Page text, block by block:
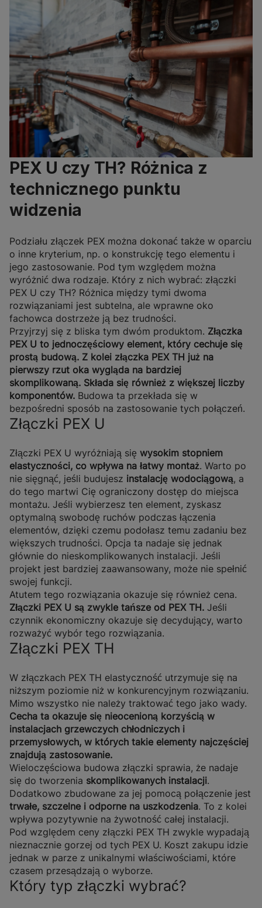
PEX U czy TH? Różnica z
technicznego punktu
widzenia
Podziału złączek PEX można dokonać także w oparciu
o inne kryterium, np. o konstrukcję tego elementu i
jego zastosowanie. Pod tym względem można
wyróżnić dwa rodzaje. Który z nich wybrać: złączki
PEX U czy TH? Różnica między tymi dwoma
rozwiązaniami jest subtelna, ale wprawne oko
fachowca dostrzeże ją bez trudności.
Przyjrzyj się z bliska tym dwóm produktom. Złączka
PEX U to jednoczęściowy element, który cechuje się
prostą budową. Z kolei złączka PEX TH już na
pierwszy rzut oka wygląda na bardziej
skomplikowaną. Składa się również z większej liczby
komponentów. Budowa ta przekłada się w
bezpośredni sposób na zastosowanie tych połączeń.
Złączki PEX U
Złączki PEX U wyróżniają się wysokim stopniem
elastyczności, co wpływa na łatwy montaż. Warto po
nie sięgnąć, jeśli budujesz instalację wodociągową, a
do tego martwi Cię ograniczony dostęp do miejsca
montażu. Jeśli wybierzesz ten element, zyskasz
optymalną swobodę ruchów podczas łączenia
elementów, dzięki czemu podołasz temu zadaniu bez
większych trudności. Opcja ta nadaje się jednak
głównie do nieskomplikowanych instalacji. Jeśli
projekt jest bardziej zaawansowany, może nie spełnić
swojej funkcji.
Atutem tego rozwiązania okazuje się również cena.
Złączki PEX U są zwykle tańsze od PEX TH. Jeśli
czynnik ekonomiczny okazuje się decydujący, warto
rozważyć wybór tego rozwiązania.
Złączki PEX TH
W złączkach PEX TH elastyczność utrzymuje się na
niższym poziomie niż w konkurencyjnym rozwiązaniu.
Mimo wszystko nie należy traktować tego jako wady.
Cecha ta okazuje się nieocenioną korzyścią w
instalacjach grzewczych chłodniczych i
przemysłowych, w których takie elementy najczęściej
znajdują zastosowanie.
Wieloczęściowa budowa złączki sprawia, że nadaje
się do tworzenia skomplikowanych instalacji.
Dodatkowo zbudowane za jej pomocą połączenie jest
trwałe, szczelne i odporne na uszkodzenia. To z kolei
wpływa pozytywnie na żywotność całej instalacji.
Pod względem ceny złączki PEX TH zwykle wypadają
nieznacznie gorzej od tych PEX U. Koszt zakupu idzie
jednak w parze z unikalnymi właściwościami, które
czasem przesądzają o wyborze.
Który typ złączki wybrać?